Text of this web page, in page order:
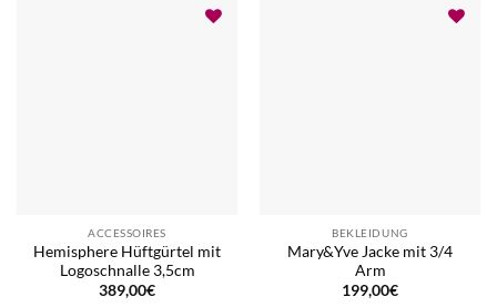
ACCESSOIRES
Hemisphere Hüftgürtel mit
Logoschnalle 3,5cm
389,00€
BEKLEIDUNG
Mary&Yve Jacke mit 3/4
Arm
199,00€